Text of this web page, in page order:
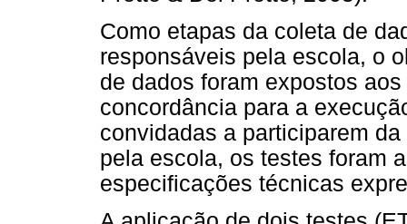
Como etapas da coleta de
responsáveis pela escola, o
de dados foram expostos
concordância para a
convidadas a participarem
pela escola, os testes foram
especificações técnicas